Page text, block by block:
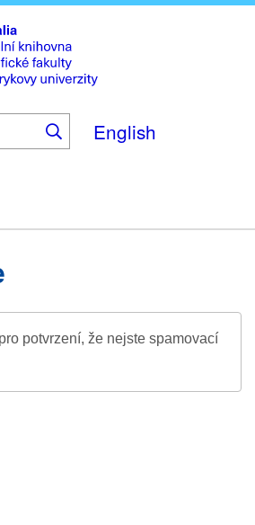
to
main
content
English
KontaktDigitalia
potvrzení, že nejste spamovací